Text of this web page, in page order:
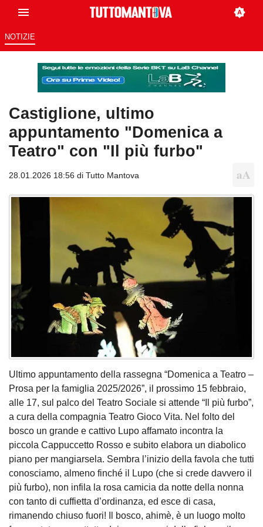
NOTIZIE
Castiglione, ultimo
appuntamento "Domenica a
Teatro" con "Il più furbo"
28.01.2026 18:56 di Tutto Mantova
Ultimo appuntamento della rassegna “Domenica a Teatro –
Prosa per la famiglia 2025/2026”, il prossimo 15 febbraio,
alle 17, sul palco del Teatro Sociale si attende “Il più furbo”,
a cura della compagnia Teatro Gioco Vita. Nel folto del
bosco un grande e cattivo Lupo affamato incontra la
piccola Cappuccetto Rosso e subito elabora un diabolico
piano per mangiarsela. Sembra l’inizio della favola che tutti
conosciamo, almeno finché il Lupo (che si crede davvero il
più furbo), non infila la rosa camicia da notte della nonna
con tanto di cuffietta d’ordinanza, ed esce di casa,
rimanendo chiuso fuori! Il bosco, ahimè, è un luogo molto